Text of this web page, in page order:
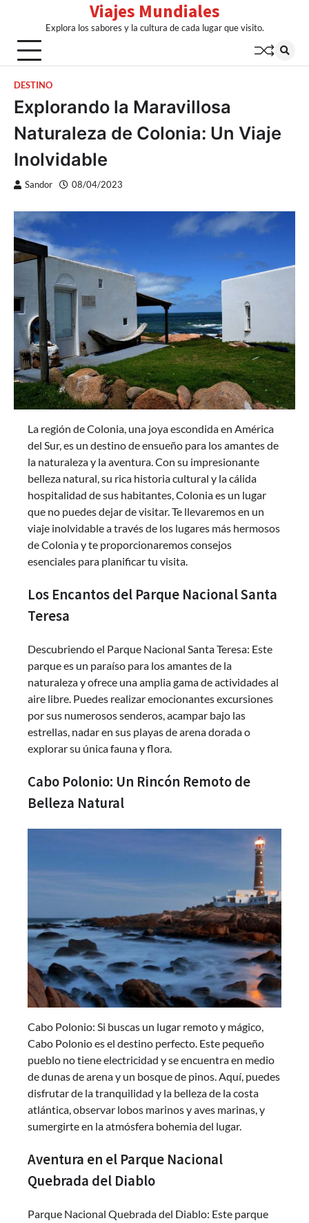
content
Viajes Mundiales
Explora los sabores y la cultura de cada lugar que visito.
DESTINO
Explorando la Maravillosa
Naturaleza de Colonia: Un Viaje
Inolvidable
Sandor 08/04/2023
La región de Colonia, una joya escondida en América
del Sur, es un destino de ensueño para los amantes de
la naturaleza y la aventura. Con su impresionante
belleza natural, su rica historia cultural y la cálida
hospitalidad de sus habitantes, Colonia es un lugar
que no puedes dejar de visitar. Te llevaremos en un
viaje inolvidable a través de los lugares más hermosos
de Colonia y te proporcionaremos consejos
esenciales para planificar tu visita.
Los Encantos del Parque Nacional Santa
Teresa
Descubriendo el Parque Nacional Santa Teresa: Este
parque es un paraíso para los amantes de la
naturaleza y ofrece una amplia gama de actividades al
aire libre. Puedes realizar emocionantes excursiones
por sus numerosos senderos, acampar bajo las
estrellas, nadar en sus playas de arena dorada o
explorar su única fauna y flora.
Cabo Polonio: Un Rincón Remoto de
Belleza Natural
Cabo Polonio: Si buscas un lugar remoto y mágico,
Cabo Polonio es el destino perfecto. Este pequeño
pueblo no tiene electricidad y se encuentra en medio
de dunas de arena y un bosque de pinos. Aquí, puedes
disfrutar de la tranquilidad y la belleza de la costa
atlántica, observar lobos marinos y aves marinas, y
sumergirte en la atmósfera bohemia del lugar.
Aventura en el Parque Nacional
Quebrada del Diablo
Parque Nacional Quebrada del Diablo: Este parque